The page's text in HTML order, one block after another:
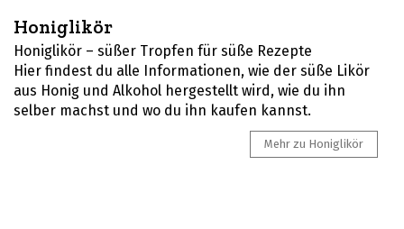
Honiglikör
Honiglikör – süßer Tropfen für süße Rezepte
Hier findest du alle Informationen, wie der süße Likör
aus Honig und Alkohol hergestellt wird, wie du ihn
selber machst und wo du ihn kaufen kannst.
Mehr zu Honiglikör